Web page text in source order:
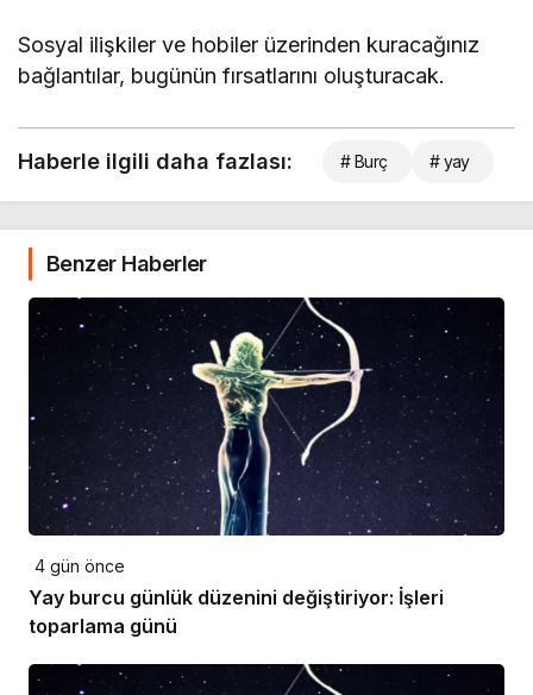
Sosyal ilişkiler ve hobiler üzerinden kuracağınız
bağlantılar, bugünün fırsatlarını oluşturacak.
Haberle ilgili daha fazlası: # Burç # yay
Benzer Haberler
4 gün önce
Yay burcu günlük düzenini değiştiriyor: İşleri
toparlama günü